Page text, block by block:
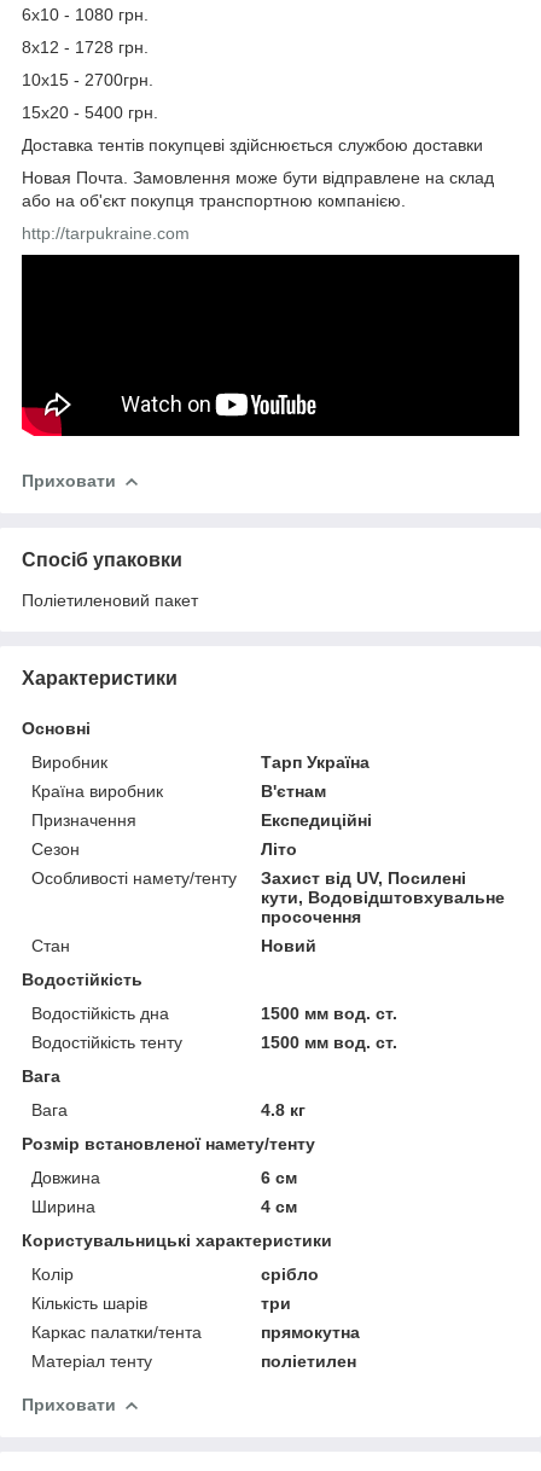
6х10 - 1080 грн.
8х12 - 1728 грн.
10х15 - 2700грн.
15х20 - 5400 грн.
Доставка тентів покупцеві здійснюється службою доставки
Новая Почта. Замовлення може бути відправлене на склад
або на об'єкт покупця транспортною компанією.
http://tarpukraine.com
Приховати
Спосіб упаковки
Поліетиленовий пакет
Характеристики
Основні
Виробник
Тарп Україна
Країна виробник
В'єтнам
Призначення
Експедиційні
Сезон
Літо
Особливості намету/тенту
Захист від UV, Посилені
кути, Водовідштовхувальне
просочення
Стан
Новий
Водостійкість
Водостійкість дна
1500 мм вод. ст.
Водостійкість тенту
1500 мм вод. ст.
Вага
Вага
4.8 кг
Розмір встановленої намету/тенту
Довжина
6 см
Ширина
4 см
Користувальницькі характеристики
Колір
срібло
Кількість шарів
три
Каркас палатки/тента
прямокутна
Матеріал тенту
поліетилен
Приховати